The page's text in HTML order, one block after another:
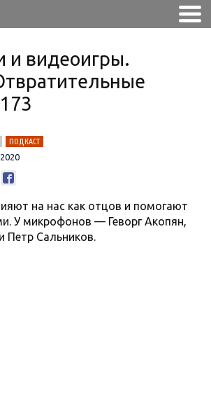
и видеоигры.
ПОДКАСТ
на нас как отцов и помогают
У микрофонов — Геворг Акопян,
Петр Сальников.